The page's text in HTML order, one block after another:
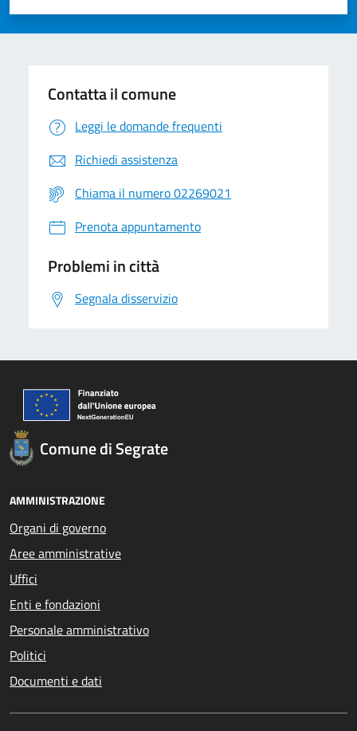
Valuta 5 stelle su 5
Valuta 4 stelle su 5
Valuta 3 stelle su 5
Valuta 2 stelle su 5
Valuta 1 stelle su 5
Contatta il comune
Leggi le domande frequenti
Richiedi assistenza
Chiama il numero 02269021
Prenota appuntamento
Problemi in città
Segnala disservizio
Comune di Segrate
AMMINISTRAZIONE
Organi di governo
Aree amministrative
Uffici
Enti e fondazioni
Personale amministrativo
Politici
Documenti e dati